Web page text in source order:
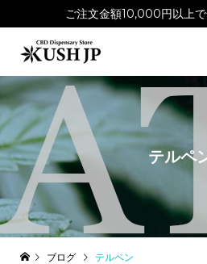
ご注文金額10,000円以上
テルペ
ブログ テルペン